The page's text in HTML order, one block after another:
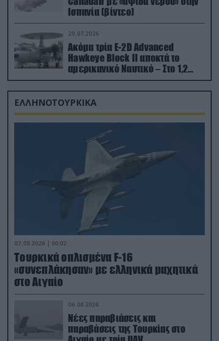
Ισπανία (βίντεο)
29.07.2026
Ακόμα τρία E-2D Advanced
Hawkeye Block II αποκτά το
αμερικανικό Ναυτικό – Στο 1,2
δισ.δολάρια το κόστος
ΕΛΛΗΝΟΤΟΥΡΚΙΚΑ
07.08.2026 | 00:02
Τουρκικά οπλισμένα F-16
«συνεπλάκησαν» με ελληνικά μαχητικά
στο Αιγαίο
06.08.2026
Νέες παραβιάσεις και
παραβάσεις της Τουρκίας στο